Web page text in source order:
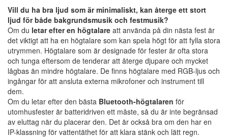
Vill du ha bra ljud som är minimaliskt, kan återge ett stort
ljud för både bakgrundsmusik och festmusik?
Om du letar efter en högtalare att använda på din nästa fest är
det viktigt att ha en högtalare som kan spela högt för att fylla stora
utrymmen. Högtalare som är designade för fester är ofta stora
och tunga eftersom de tenderar att återge djupare och mycket
lågbas än mindre högtalare. De finns högtalare med RGB-ljus och
ingångar för att ansluta externa mikrofoner och instrument till
dem.
Om du letar efter den bästa Bluetooth-högtalaren för
utomhusfester är batteridriven ett måste, så du är inte begränsad
av eluttag när du placerar den. Det är också bra om den har en
IP-klassning för vattentäthet för att klara stänk och lätt regn.